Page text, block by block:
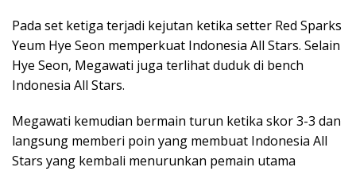
Pada set ketiga terjadi kejutan ketika setter Red Sparks
Yeum Hye Seon memperkuat Indonesia All Stars. Selain
Hye Seon, Megawati juga terlihat duduk di bench
Indonesia All Stars.
Megawati kemudian bermain turun ketika skor 3-3 dan
langsung memberi poin yang membuat Indonesia All
Stars yang kembali menurunkan pemain utama